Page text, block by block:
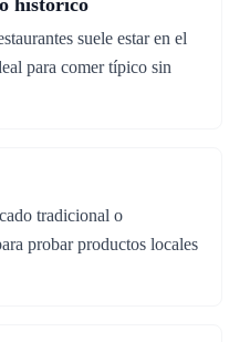
histórico
suele estar en el
para comer típico sin
tradicional o
probar productos locales